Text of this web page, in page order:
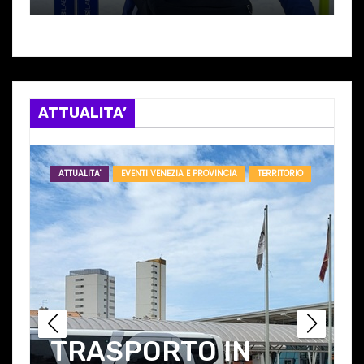
ATTUALITA’
ATTUALITA' EVENTI VENEZIA E PROVINCIA TERRITORIO
TRASPORTO IN